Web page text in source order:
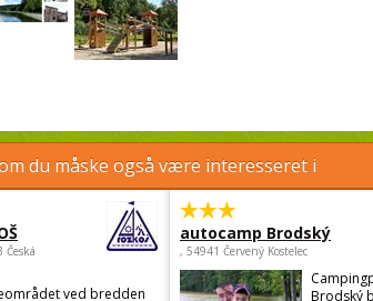
du måske også være interesseret i
Česká
ved bredden
autocamp Brodský
, 54941 Červený Kostelec
Brodský